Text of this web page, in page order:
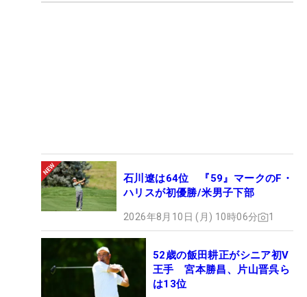
石川遼は64位 『59』マークのF・
ハリスが初優勝/米男子下部
2026年8月10日 (月) 10時06分 1
52歳の飯田耕正がシニア初V
王手 宮本勝昌、片山晋呉ら
は13位